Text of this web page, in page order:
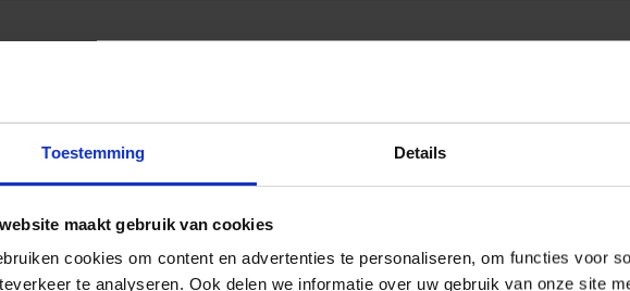
Toestemming Details
maakt gebruik van cookies
cookies om content en advertenties te personaliseren, om functies voor
te analyseren. Ook delen we informatie over uw gebruik van onze site
graden